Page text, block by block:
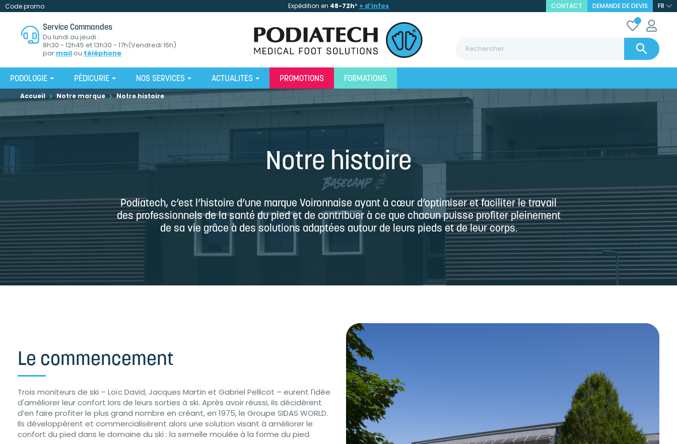
Code promo Expédition en 48-72h* + d’infos CONTACT DEMANDE DE DEVIS FR
Service Commandes
Du lundi au jeudi :
8h30 - 12h45 et 13h30 - 17h(Vendredi 16h)
par mailou téléphone 
PODOLOGIE PÉDICURIE NOS SERVICES ACTUALITES PROMOTIONS FORMATIONS
Accueil Notre marque Notre histoire
Notre histoire
Podiatech, c’est l’histoire d’une marque Voironnaise ayant à cœur d’optimiser et faciliter le travail
des professionnels de la santé du pied et de contribuer à ce que chacun puisse profiter pleinement
de sa vie grâce à des solutions adaptées autour de leurs pieds et de leur corps.
Le commencement
Trois moniteurs de ski – Loïc David, Jacques Martin et Gabriel Pellicot – eurent l'idée
d'améliorer leur confort lors de leurs sorties à ski. Après avoir réussi, ils décidèrent
d’en faire profiter le plus grand nombre en créant, en 1975, le Groupe SIDAS WORLD.
Ils développèrent et commercialisèrent alors une solution visant à améliorer le
confort du pied dans le domaine du ski : la semelle moulée à la forme du pied.